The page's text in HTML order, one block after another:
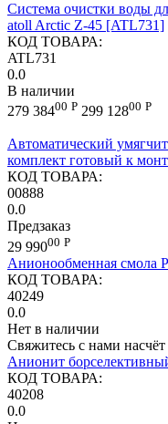
Система очистки воды
atoll Arctic Z-45 [ATL731]
КОД ТОВАРА:
ATL731
0.0
В наличии
279 38400 Р 299 12800 Р
Автоматический
комплект готовый к
КОД ТОВАРА:
00888
0.0
Предзаказ
29 99000 Р
Анионообменная смола
КОД ТОВАРА:
40249
0.0
Нет в наличии
Свяжитесь с нами
Анионит
КОД ТОВАРА:
40208
0.0